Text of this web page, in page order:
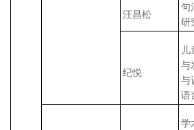
汪昌松
句
研
纪悦
与
与
语
学